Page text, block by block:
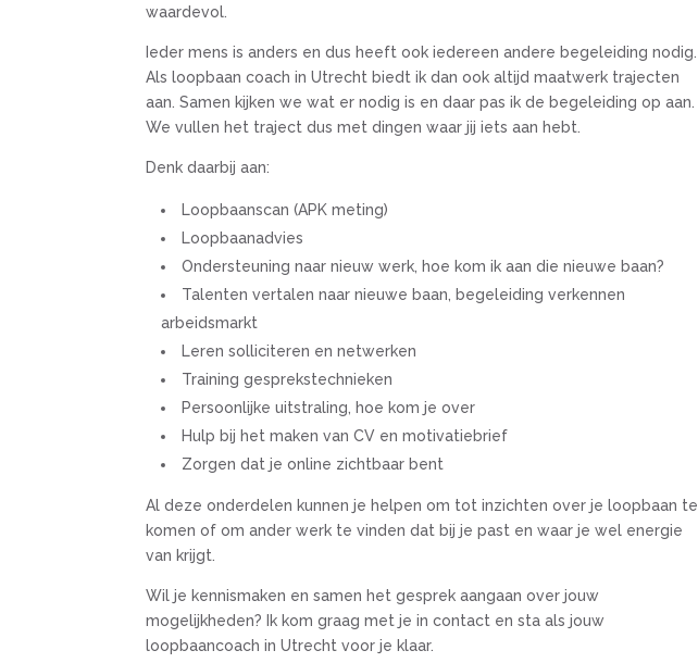
waardevol.
Ieder mens is anders en dus heeft ook iedereen andere begeleiding nodig.
Als loopbaan coach in Utrecht biedt ik dan ook altijd maatwerk trajecten
aan. Samen kijken we wat er nodig is en daar pas ik de begeleiding op aan.
We vullen het traject dus met dingen waar jij iets aan hebt.
Denk daarbij aan:
Loopbaanscan (APK meting)
Loopbaanadvies
Ondersteuning naar nieuw werk, hoe kom ik aan die nieuwe baan?
Talenten vertalen naar nieuwe baan, begeleiding verkennen
arbeidsmarkt
Leren solliciteren en netwerken
Training gesprekstechnieken
Persoonlijke uitstraling, hoe kom je over
Hulp bij het maken van CV en motivatiebrief
Zorgen dat je online zichtbaar bent
Al deze onderdelen kunnen je helpen om tot inzichten over je loopbaan te
komen of om ander werk te vinden dat bij je past en waar je wel energie
van krijgt.
Wil je kennismaken en samen het gesprek aangaan over jouw
mogelijkheden? Ik kom graag met je in contact en sta als jouw
loopbaancoach in Utrecht voor je klaar.